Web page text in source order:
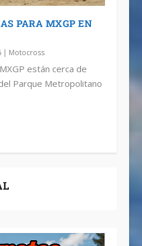
PARA MXGP EN
| Motocross
están cerca de
Parque Metropolitano